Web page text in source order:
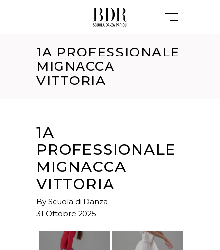
1A PROFESSIONALE
MIGNACCA
VITTORIA
1A
PROFESSIONALE
MIGNACCA
VITTORIA
By Scuola di Danza
31 Ottobre 2025